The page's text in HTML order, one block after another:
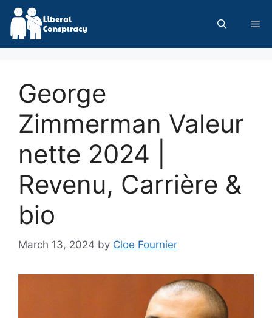
Skip
content
George
Zimmerman Valeur
nette 2024 |
Revenu, Carrière &
bio
March 13, 2024 by Cloe Fournier